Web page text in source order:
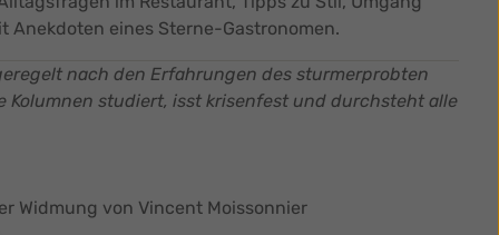
Anekdoten eines Sterne-Gastronomen.
nach den Erfahrungen des sturmerprobten
Kolumnen studiert, isst krisenfest und durchsteht alle
Widmung von Vincent Moissonnier